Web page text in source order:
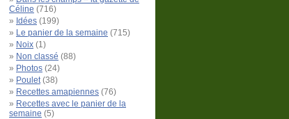
Céline (716)
Idées (199)
Le panier de la semaine (715)
Noix (1)
Non classé (88)
Photos (24)
Poulet(38)
Recettes amapiennes (76)
Recettes avec le panier de la
semaine (5)